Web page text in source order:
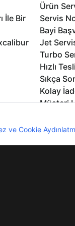
İle Bir
Ürün
Servis
Bayi
Jet
Turbo
Hızlı
Sıkça
Kolay
Müşteri
Logo ve
ve Cookie